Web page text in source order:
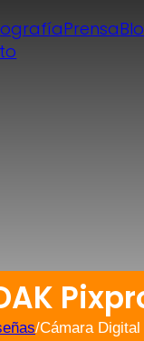
Prensa
/Cámara